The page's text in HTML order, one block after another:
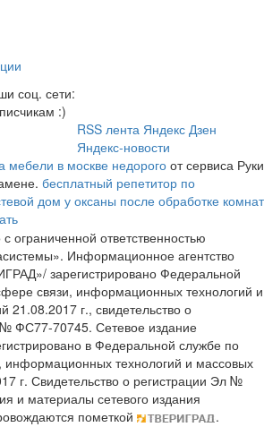
соц. сети:
:)
RSS лента Яндекс Дзен
Яндекс-новости
мебели в москве недорого от сервиса Руки
бесплатный репетитор по
дом у оксаны после обработке комнат
ограниченной ответственностью
Информационное агентство
зарегистрировано Федеральной
связи, информационных технологий и
21.08.2017 г., свидетельство о
ФС77-70745. Сетевое издание
в Федеральной службе по
информационных технологий и массовых
г. Свидетельство о регистрации Эл №
и материалы сетевого издания
пометкой
.